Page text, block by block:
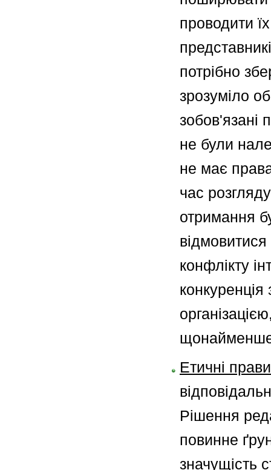
проводити
потрібно
зрозуміло
зобов'язані
не були
не має
час
отримання
конфлікту
щонайменше
Етичні
Рішення
повинне
значущість